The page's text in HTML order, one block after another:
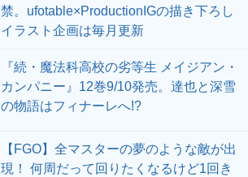
禁。ufotable×ProductionIGの描き下ろし
イラスト企画は毎月更新
『続・魔法科高校の劣等生 メイジアン・
カンパニー』12巻9/10発売。達也と深雪
の物語はフィナーレへ!?
【FGO】全マスターの夢のような敵が出
現！ 何周だって回りたくなるけど1回き